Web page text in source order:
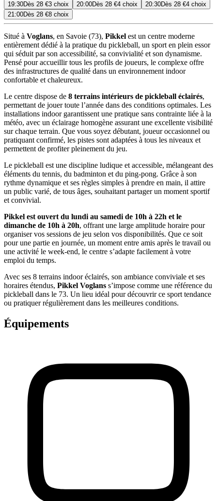
19:30Dès 28 €3 choix 20:00Dès 28 €4 choix 20:30Dès 28 €4 choix
21:00Dès 28 €8 choix
Situé à Voglans, en Savoie (73), Pikkel est un centre moderne
entièrement dédié à la pratique du pickleball, un sport en plein essor
qui séduit par son accessibilité, sa convivialité et son dynamisme.
Pensé pour accueillir tous les profils de joueurs, le complexe offre
des infrastructures de qualité dans un environnement indoor
confortable et chaleureux.
Le centre dispose de 8 terrains intérieurs de pickleball éclairés,
permettant de jouer toute l’année dans des conditions optimales. Les
installations indoor garantissent une pratique sans contrainte liée à la
météo, avec un éclairage homogène assurant une excellente visibilité
sur chaque terrain. Que vous soyez débutant, joueur occasionnel ou
pratiquant confirmé, les pistes sont adaptées à tous les niveaux et
permettent de profiter pleinement du jeu.
Le pickleball est une discipline ludique et accessible, mélangeant des
éléments du tennis, du badminton et du ping-pong. Grâce à son
rythme dynamique et ses règles simples à prendre en main, il attire
un public varié, de tous âges, souhaitant partager un moment sportif
et convivial.
Pikkel est ouvert du lundi au samedi de 10h à 22h et le
dimanche de 10h à 20h, offrant une large amplitude horaire pour
organiser vos sessions de jeu selon vos disponibilités. Que ce soit
pour une partie en journée, un moment entre amis après le travail ou
une activité le week-end, le centre s’adapte facilement à votre
emploi du temps.
Avec ses 8 terrains indoor éclairés, son ambiance conviviale et ses
horaires étendus, Pikkel Voglans s’impose comme une référence du
pickleball dans le 73. Un lieu idéal pour découvrir ce sport tendance
ou pratiquer régulièrement dans les meilleures conditions.
Équipements